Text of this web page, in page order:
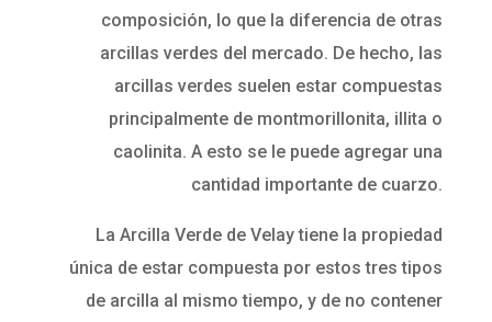
composición, lo que la diferencia de otras
arcillas verdes del mercado. De hecho, las
arcillas verdes suelen estar compuestas
principalmente de montmorillonita, illita o
caolinita. A esto se le puede agregar una
cantidad importante de cuarzo.
La Arcilla Verde de Velay tiene la propiedad
única de estar compuesta por estos tres tipos
de arcilla al mismo tiempo, y de no contener